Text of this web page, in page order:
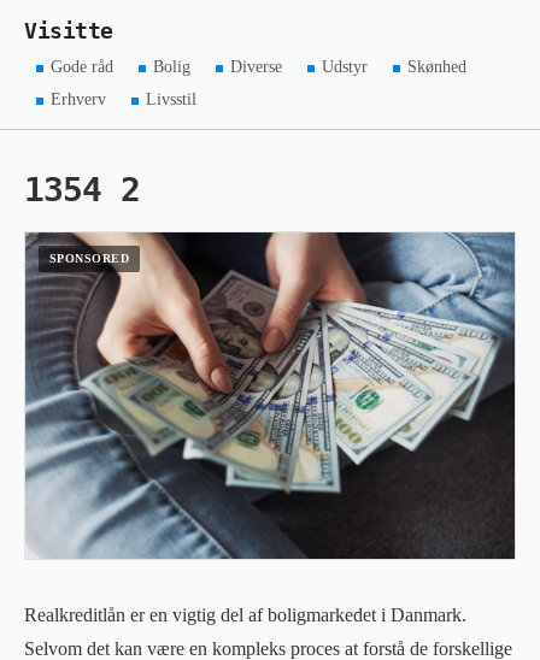
Visitte
Gode råd Bolig Diverse Udstyr
Skønhed
Erhverv
Livsstil
1354 2
Realkreditlån er en vigtig del af boligmarkedet i Danmark.
Selvom det kan være en kompleks proces at forstå de forskellige